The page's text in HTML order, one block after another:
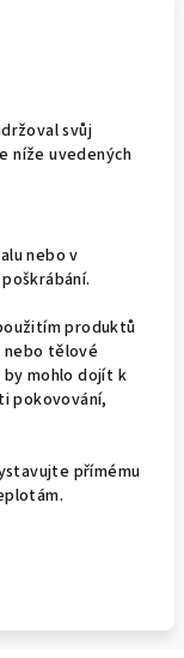
svůj
níže uvedených
nebo v
produktů
nebo tělové
mohlo dojít k
pokovování,
přímému